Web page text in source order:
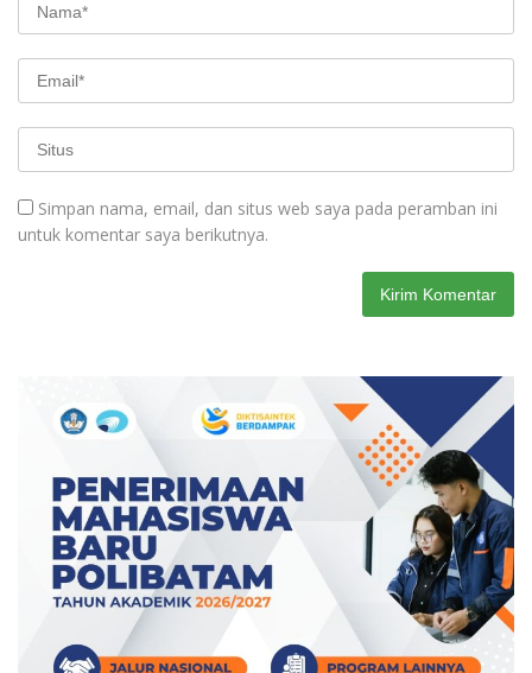
Simpan nama, email, dan situs web saya pada peramban ini
untuk komentar saya berikutnya.